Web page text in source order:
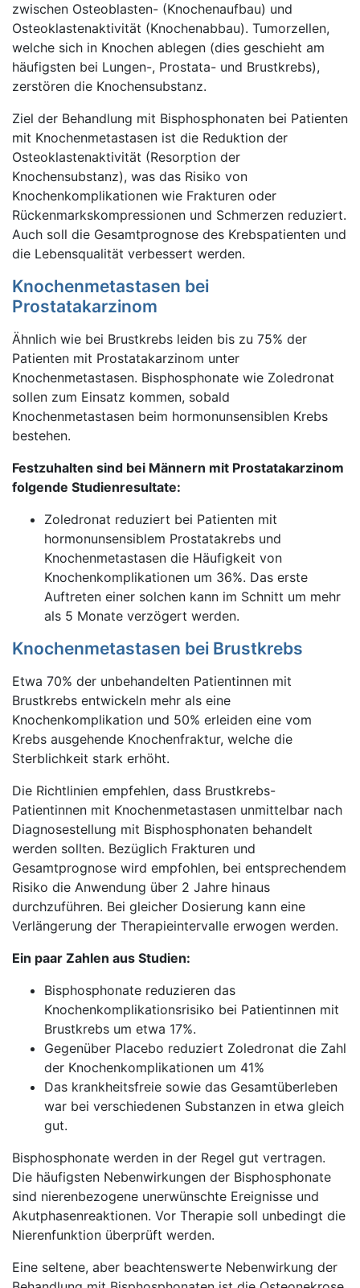
zwischen Osteoblasten- (Knochenaufbau) und
Osteoklastenaktivität (Knochenabbau). Tumorzellen,
welche sich in Knochen ablegen (dies geschieht am
häufigsten bei Lungen-, Prostata- und Brustkrebs),
zerstören die Knochensubstanz.
Ziel der Behandlung mit Bisphosphonaten bei Patienten
mit Knochenmetastasen ist die Reduktion der
Osteoklastenaktivität (Resorption der
Knochensubstanz), was das Risiko von
Knochenkomplikationen wie Frakturen oder
Rückenmarkskompressionen und Schmerzen reduziert.
Auch soll die Gesamtprognose des Krebspatienten und
die Lebensqualität verbessert werden.
Knochenmetastasen bei
Prostatakarzinom
Ähnlich wie bei Brustkrebs leiden bis zu 75% der
Patienten mit Prostatakarzinom unter
Knochenmetastasen. Bisphosphonate wie Zoledronat
sollen zum Einsatz kommen, sobald
Knochenmetastasen beim hormonunsensiblen Krebs
bestehen.
Festzuhalten sind bei Männern mit Prostatakarzinom
folgende Studienresultate:
Zoledronat reduziert bei Patienten mit
hormonunsensiblem Prostatakrebs und
Knochenmetastasen die Häufigkeit von
Knochenkomplikationen um 36%. Das erste
Auftreten einer solchen kann im Schnitt um mehr
als 5 Monate verzögert werden.
Knochenmetastasen bei Brustkrebs
Etwa 70% der unbehandelten Patientinnen mit
Brustkrebs entwickeln mehr als eine
Knochenkomplikation und 50% erleiden eine vom
Krebs ausgehende Knochenfraktur, welche die
Sterblichkeit stark erhöht.
Die Richtlinien empfehlen, dass Brustkrebs-
Patientinnen mit Knochenmetastasen unmittelbar nach
Diagnosestellung mit Bisphosphonaten behandelt
werden sollten. Bezüglich Frakturen und
Gesamtprognose wird empfohlen, bei entsprechendem
Risiko die Anwendung über 2 Jahre hinaus
durchzuführen. Bei gleicher Dosierung kann eine
Verlängerung der Therapieintervalle erwogen werden.
Ein paar Zahlen aus Studien:
Bisphosphonate reduzieren das
Knochenkomplikationsrisiko bei Patientinnen mit
Brustkrebs um etwa 17%.
Gegenüber Placebo reduziert Zoledronat die Zahl
der Knochenkomplikationen um 41%
Das krankheitsfreie sowie das Gesamtüberleben
war bei verschiedenen Substanzen in etwa gleich
gut.
Bisphosphonate werden in der Regel gut vertragen.
Die häufigsten Nebenwirkungen der Bisphosphonate
sind nierenbezogene unerwünschte Ereignisse und
Akutphasenreaktionen. Vor Therapie soll unbedingt die
Nierenfunktion überprüft werden.
Eine seltene, aber beachtenswerte Nebenwirkung der